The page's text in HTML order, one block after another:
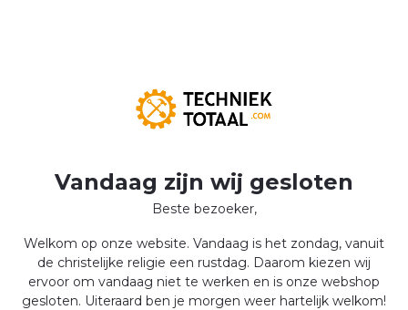
Vandaag zijn wij gesloten
Beste bezoeker,
Welkom op onze website. Vandaag is het zondag, vanuit
de christelijke religie een rustdag. Daarom kiezen wij
ervoor om vandaag niet te werken en is onze webshop
gesloten. Uiteraard ben je morgen weer hartelijk welkom!